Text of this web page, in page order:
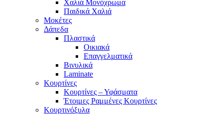
Χαλιά Μονόχρωμα
Παιδικά Χαλιά
Μοκέτες
Δάπεδα
Πλαστικά
Οικιακά
Επαγγελματικά
Βινυλικά
Laminate
Κουρτίνες
Κουρτίνες – Υφάσματα
Έτοιμες Ραμμένες Κουρτίνες
Κουρτινόξυλα